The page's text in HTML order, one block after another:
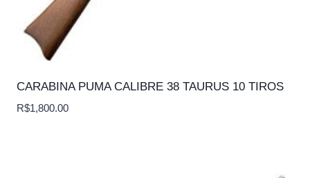
CARABINA PUMA CALIBRE 38 TAURUS 10 TIROS
R$1,800.00